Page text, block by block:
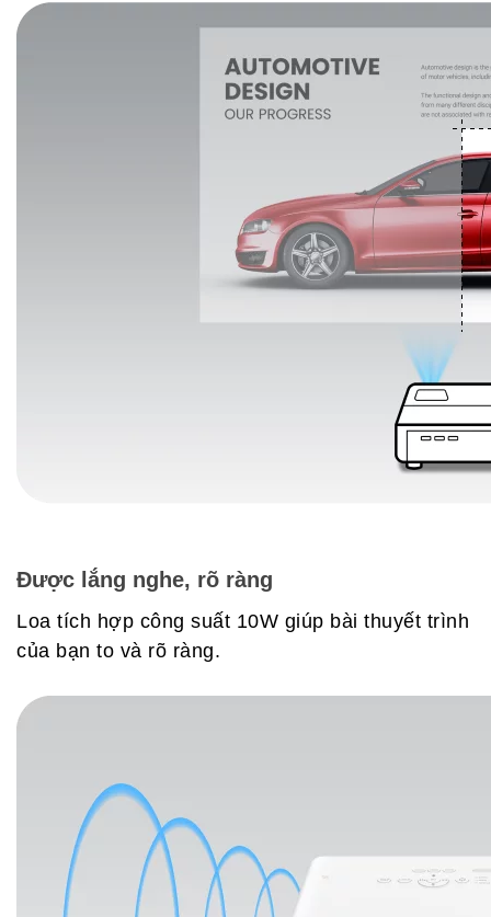
Được lắng nghe, rõ ràng
Loa tích hợp công suất 10W giúp bài thuyết trình
của bạn to và rõ ràng.